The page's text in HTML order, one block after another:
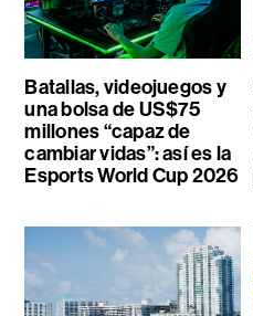
Batallas, videojuegos y
una bolsa de US$75
millones “capaz de
cambiar vidas”: así es la
Esports World Cup 2026